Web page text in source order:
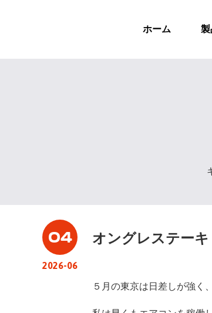
ホーム 製
04
2026-06
オングレステーキ
５月の東京は日差しが強く、